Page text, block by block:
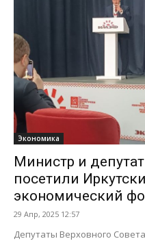
Экономика
Министр и
посетили
экономический
29 Апр, 2025 12:57
Депутаты Верховного